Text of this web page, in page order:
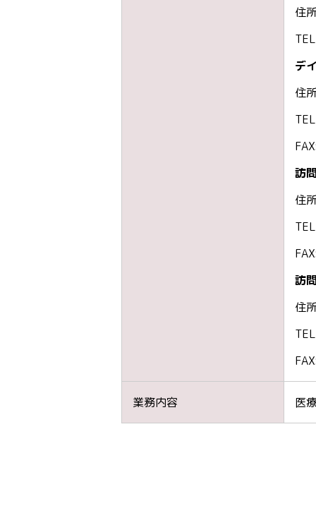
住
デ
住
訪
住
訪
住
業務内容 医